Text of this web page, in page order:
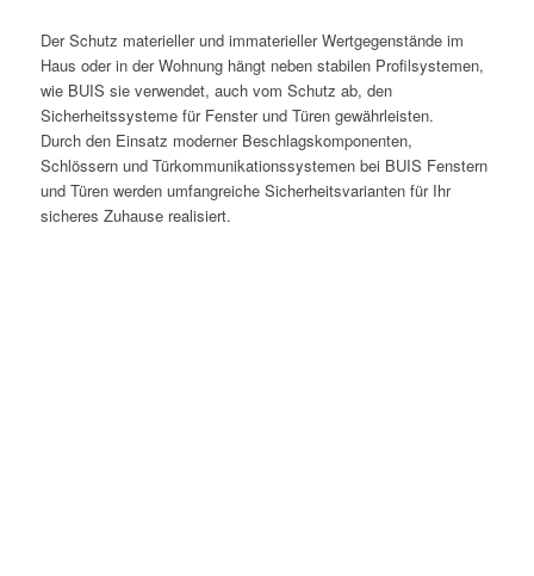
Der Schutz materieller und immaterieller Wertgegenstände im
Haus oder in der Wohnung hängt neben stabilen Profilsystemen,
wie BUIS sie verwendet, auch vom Schutz ab, den
Sicherheitssysteme für Fenster und Türen gewährleisten.
Durch den Einsatz moderner Beschlagskomponenten,
Schlössern und Türkommunikationssystemen bei BUIS Fenstern
und Türen werden umfangreiche Sicherheitsvarianten für Ihr
sicheres Zuhause realisiert.